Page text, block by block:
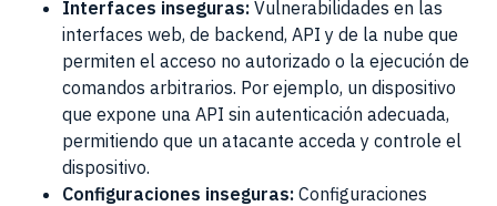
Interfaces inseguras: Vulnerabilidades en las
interfaces web, de backend, API y de la nube que
permiten el acceso no autorizado o la ejecución de
comandos arbitrarios. Por ejemplo, un dispositivo
que expone una API sin autenticación adecuada,
permitiendo que un atacante acceda y controle el
dispositivo.
Configuraciones inseguras: Configuraciones